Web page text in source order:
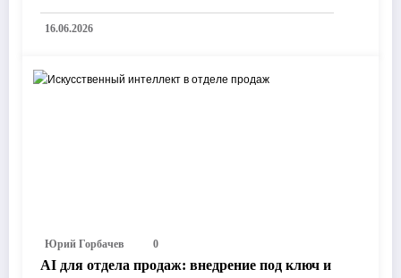
16.06.2026
Юрий Горбачев 0
AI для отдела продаж: внедрение под ключ и